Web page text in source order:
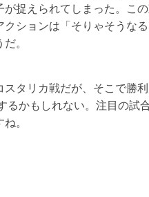
捉えられてしまった。こ
ションは「そりゃそうな
。
スタリカ戦だが、そこで勝
るかもしれない。注目の試
。